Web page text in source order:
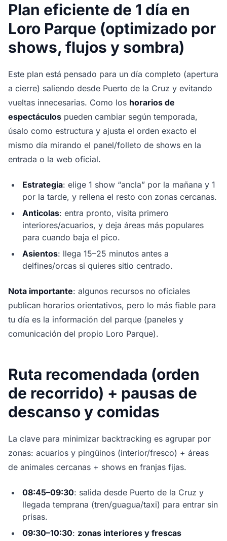
Plan eficiente de 1 día en
Loro Parque (optimizado por
shows, flujos y sombra)
Este plan está pensado para un día completo (apertura
a cierre) saliendo desde Puerto de la Cruz y evitando
vueltas innecesarias. Como los horarios de
espectáculos pueden cambiar según temporada,
úsalo como estructura y ajusta el orden exacto el
mismo día mirando el panel/folleto de shows en la
entrada o la web oficial.
Estrategia: elige 1 show “ancla” por la mañana y 1
por la tarde, y rellena el resto con zonas cercanas.
Anticolas: entra pronto, visita primero
interiores/acuarios, y deja áreas más populares
para cuando baja el pico.
Asientos: llega 15–25 minutos antes a
delfines/orcas si quieres sitio centrado.
Nota importante: algunos recursos no oficiales
publican horarios orientativos, pero lo más fiable para
tu día es la información del parque (paneles y
comunicación del propio Loro Parque).
Ruta recomendada (orden
de recorrido) + pausas de
descanso y comidas
La clave para minimizar backtracking es agrupar por
zonas: acuarios y pingüinos (interior/fresco) + áreas
de animales cercanas + shows en franjas fijas.
08:45–09:30: salida desde Puerto de la Cruz y
llegada temprana (tren/guagua/taxi) para entrar sin
prisas.
09:30–10:30: zonas interiores y frescas